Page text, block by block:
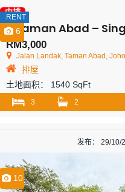
6
RENT
中排
Taman Abad – Single
RM3,000
Jalan Landak, Taman Abad,
排屋
土地面积： 1540 SqFt
3 2
发布： 29/10/
10